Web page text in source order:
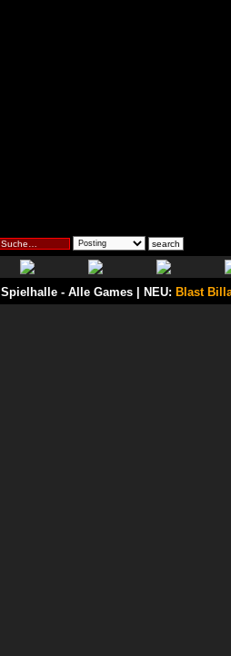
Spielhalle- Alle Games | NEU: Blast